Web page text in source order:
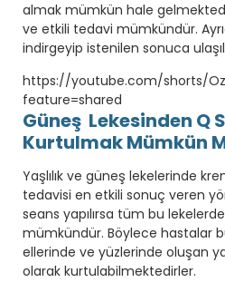
almak mümkün hale
ve etkili tedavi mümkündür.
indirgeyip istenilen sonuca
https://youtube.com/shorts/
feature=shared
Güneş Lekesinden Q
Kurtulmak Mümkün
Yaşlılık ve güneş lekelerinde
tedavisi en etkili sonuç veren
seans yapılırsa tüm bu
mümkündür. Böylece hastalar
ellerinde ve yüzlerinde oluşan
olarak kurtulabilmektedirler.